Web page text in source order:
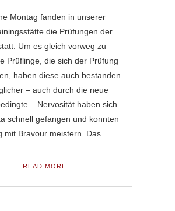
Montag fanden in unserer
die Prüfungen der
Um es gleich vorweg zu
Prüflinge, die sich der Prüfung
haben diese auch bestanden.
– auch durch die neue
– Nervosität haben sich
schnell gefangen und konnten
mit Bravour meistern. Das…
READ MORE